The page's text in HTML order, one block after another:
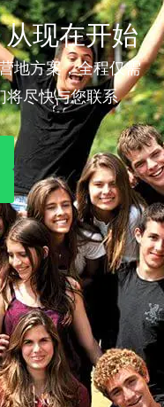
现在开始
地方案，全程仅需
将尽快与您联系